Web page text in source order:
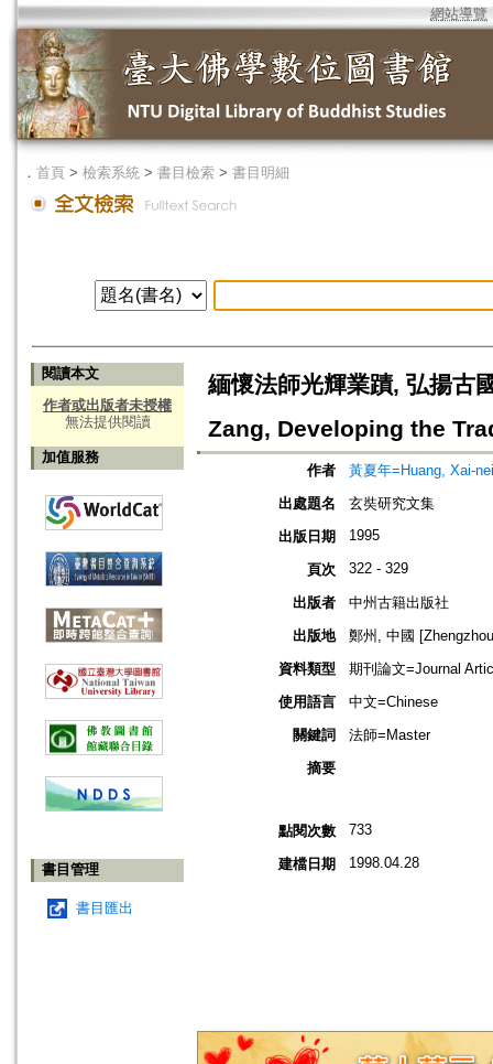
網站導覽
． 首頁 > 檢索系統 > 書目檢索 > 書目明細
閱讀本文
作者或出版者未授權
無法提供閱讀
加值服務
書目管理
書目匯出
緬懷法師光輝業蹟, 弘揚
Zang, Developing the
作者
黃夏年=Huang, Xai-
出處題名
玄奘研究文集
出版日期
1995
頁次 322 - 329
出版者
中州古籍出版社
出版地
鄭州, 中國
資料類型
期刊論文=Journal
使用語言
中文=Chinese
關鍵詞
法師=Master
摘要
點閱次數 733
建檔日期 1998.04.28